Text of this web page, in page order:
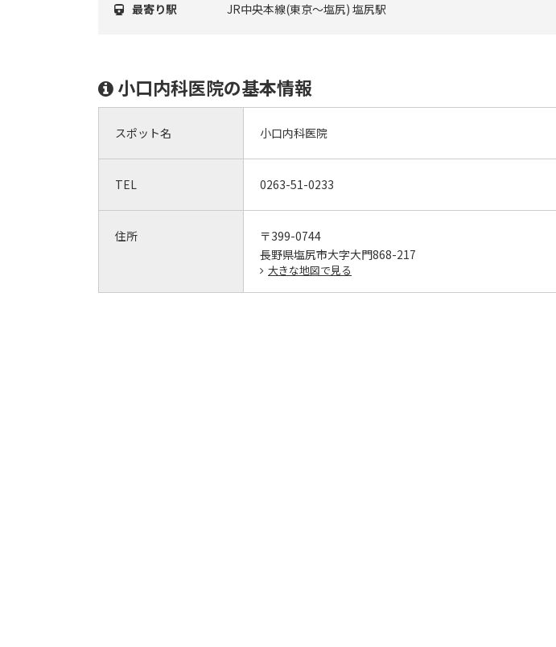
最寄り駅
JR中央本線(東京～塩尻) 塩尻駅
小口内科医院の基本情報
スポット名 小口内科医院
TEL 0263-51-0233
住所
〒399-0744
長野県塩尻市大字大門868-217
大きな地図で見る